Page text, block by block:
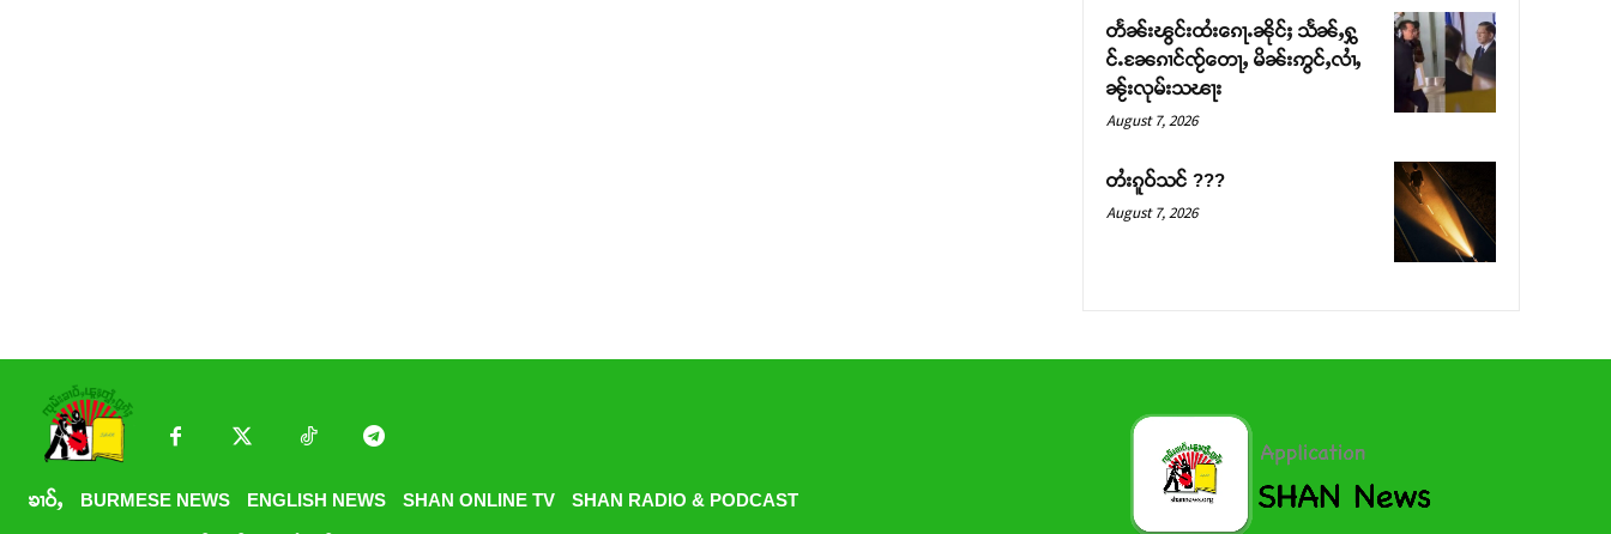
တႅၼ်းၽွင်းထႆးၵေႃႉၼိုင်ႈ သႅၼ်ႇႁွ
င်ႉၼႄၵၢင်ၸႂ်တေႃႇ မိၼ်းဢွင်ႇလၢႆႇ
ၼႂ်းလုမ်းသၽႃး
August 7, 2026
တႆးၵူဝ်သင် ???
August 7, 2026
ၶၢဝ်ႇ BURMESE NEWS ENGLISH NEWS SHAN ONLINE TV SHAN RADIO & PODCAST